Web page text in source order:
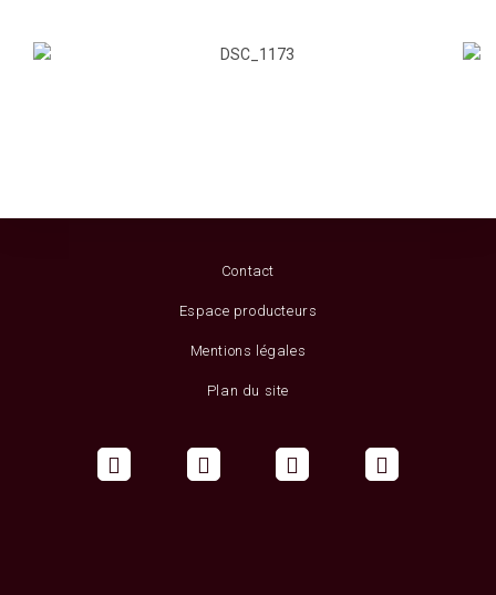
Contact
Espace producteurs
Mentions légales
Plan du site